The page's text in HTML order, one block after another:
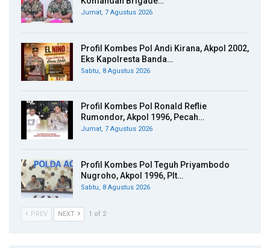
Jumat, 7 Agustus 2026
Profil Kombes Pol Andi Kirana, Akpol 2002,
Eks Kapolresta Banda…
Sabtu, 8 Agustus 2026
Profil Kombes Pol Ronald Reflie
Rumondor, Akpol 1996, Pecah…
Jumat, 7 Agustus 2026
Profil Kombes Pol Teguh Priyambodo
Nugroho, Akpol 1996, Plt…
Sabtu, 8 Agustus 2026
PREV NEXT 1 of 2